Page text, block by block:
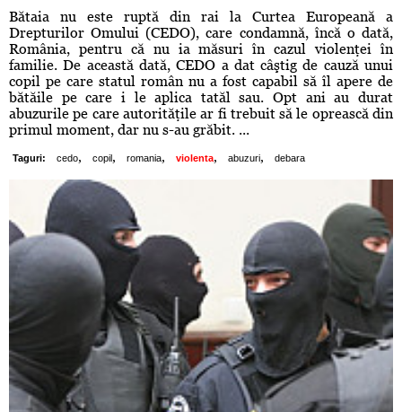
Bătaia nu este ruptă din rai la Curtea Europeană a
Drepturilor Omului (CEDO), care condamnă, încă o dată,
România, pentru că nu ia măsuri în cazul violenţei în
familie. De această dată, CEDO a dat câştig de cauză unui
copil pe care statul român nu a fost capabil să îl apere de
bătăile pe care i le aplica tatăl sau. Opt ani au durat
abuzurile pe care autorităţile ar fi trebuit să le oprească din
primul moment, dar nu s-au grăbit. ...
Taguri: cedo, copil , romania, violenta, abuzuri, debara